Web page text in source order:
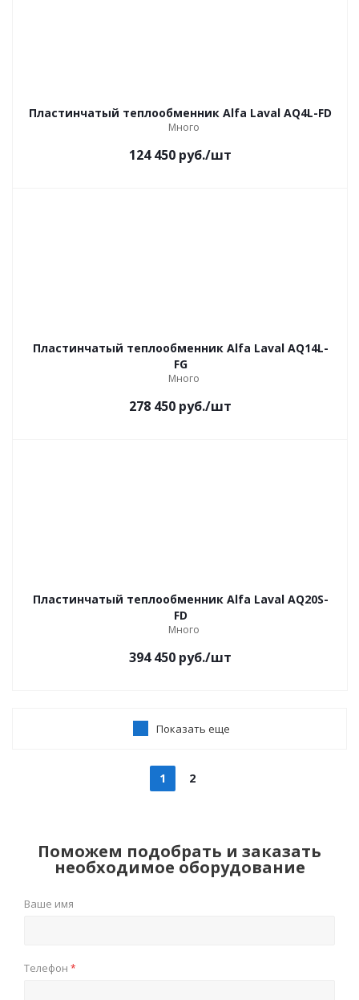
Пластинчатый теплообменник Alfa Laval AQ4L-FD
Много
124 450 руб./шт
Пластинчатый теплообменник Alfa Laval AQ14L-
FG
Много
278 450 руб./шт
Пластинчатый теплообменник Alfa Laval AQ20S-
FD
Много
394 450 руб./шт
Показать еще
1 2
Поможем подобрать и заказать
необходимое оборудование
Ваше имя
Телефон *